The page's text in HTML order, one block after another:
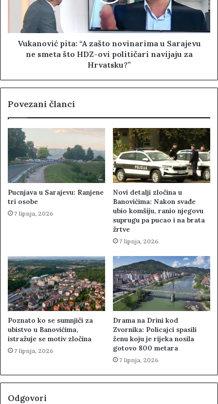
Vukanović pita: “A zašto novinarima u Sarajevu
ne smeta što HDZ-ovi političari navijaju za
Hrvatsku?”
Povezani članci
Pucnjava u Sarajevu: Ranjene
tri osobe
7 lipnja, 2026
Novi detalji zločina u
Banovićima: Nakon svađe
ubio komšiju, ranio njegovu
suprugu pa pucao i na brata
žrtve
7 lipnja, 2026
Poznato ko se sumnjiči za
ubistvo u Banovićima,
istražuje se motiv zločina
7 lipnja, 2026
Drama na Drini kod
Zvornika: Policajci spasili
ženu koju je rijeka nosila
gotovo 800 metara
7 lipnja, 2026
Odgovori